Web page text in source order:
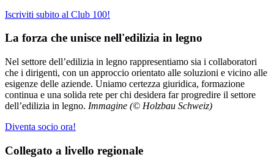
Iscriviti subito al Club 100!
La forza che unisce nell'edilizia in legno
Nel settore dell’edilizia in legno rappresentiamo sia i collaboratori
che i dirigenti, con un approccio orientato alle soluzioni e vicino alle
esigenze delle aziende. Uniamo certezza giuridica, formazione
continua e una solida rete per chi desidera far progredire il settore
dell’edilizia in legno. Immagine (© Holzbau Schweiz)
Diventa socio ora!
Collegato a livello regionale